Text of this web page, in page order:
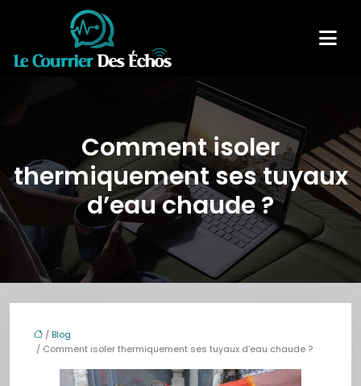
Comment isoler
thermiquement ses tuyaux
d’eau chaude ?
/ Blog
/ Comment isoler thermiquement ses tuyaux d’eau chaude ?